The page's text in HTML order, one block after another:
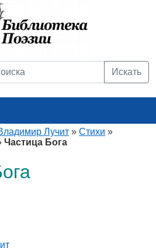
Искать
Лучит » Стихи »
Частица Бога